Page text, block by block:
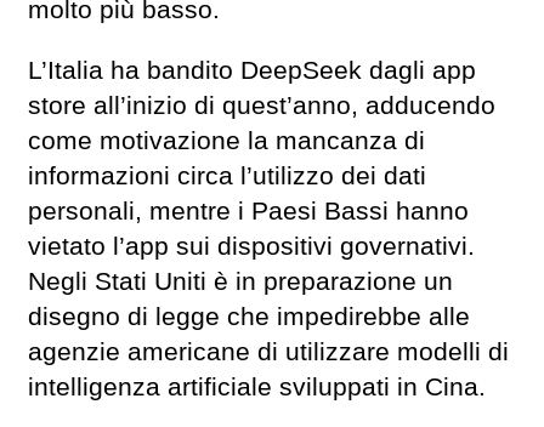
molto più basso.
L’Italia ha bandito DeepSeek dagli app
store all’inizio di quest’anno, adducendo
come motivazione la mancanza di
informazioni circa l’utilizzo dei dati
personali, mentre i Paesi Bassi hanno
vietato l’app sui dispositivi governativi.
Negli Stati Uniti è in preparazione un
disegno di legge che impedirebbe alle
agenzie americane di utilizzare modelli di
intelligenza artificiale sviluppati in Cina.